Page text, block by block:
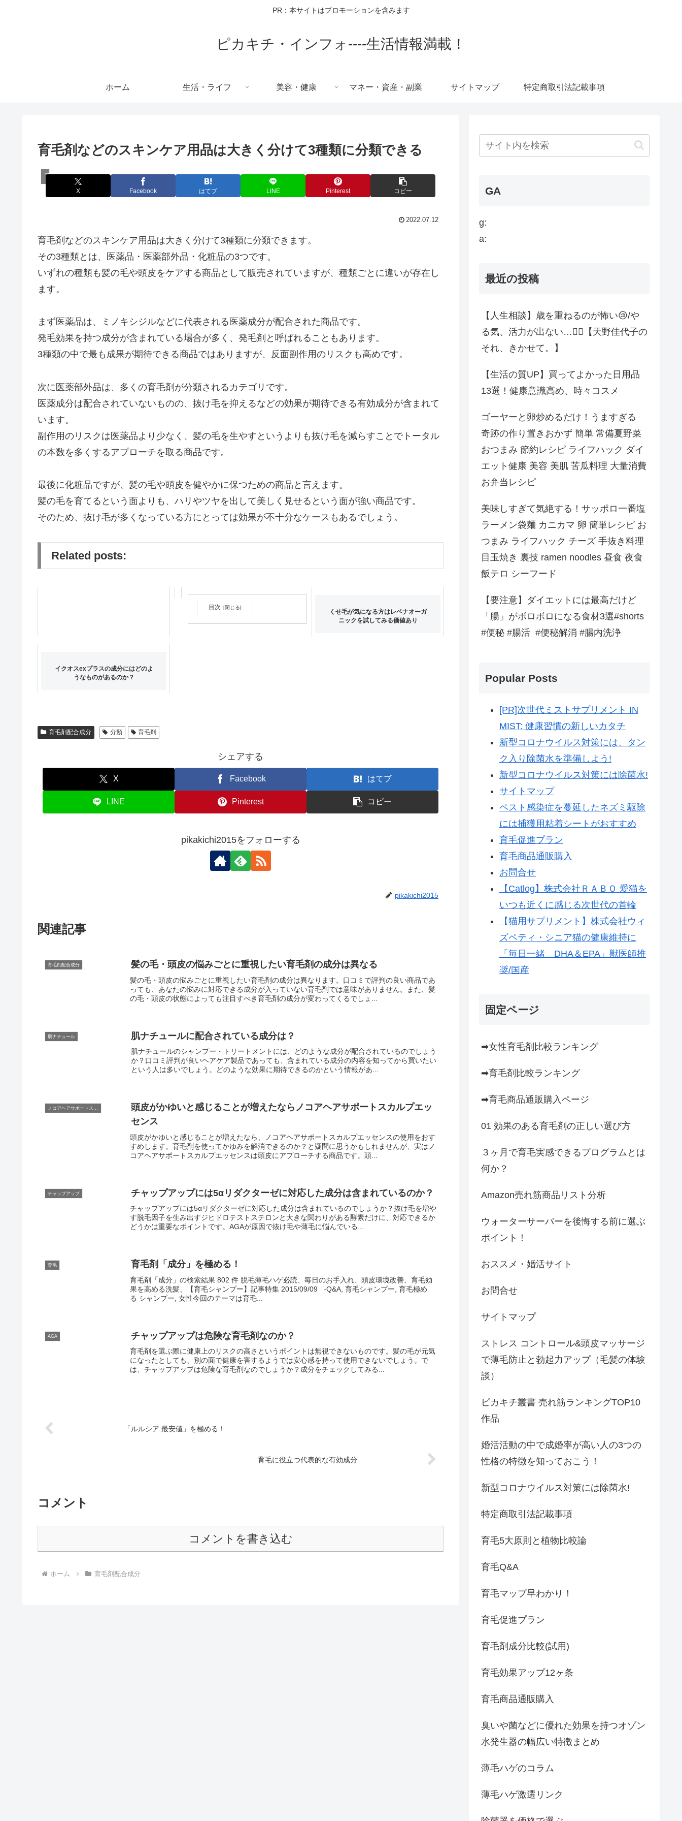
PR：本サイトはプロモーションを含みます
ピカキチ・インフォ----生活情報満載！
ホーム 生活・ライフ 美容・健康 マネー・資産・副業 サイトマップ 特定商取引法記載事項
育毛剤などのスキンケア用品は大きく分けて3種類に分類できる
育毛剤配合成分
X Facebook はてブ LINE Pinterest コピー
2022.07.12
育毛剤などのスキンケア用品は大きく分けて3種類に分類できます。
その3種類とは、医薬品・医薬部外品・化粧品の3つです。
いずれの種類も髪の毛や頭皮をケアする商品として販売されていますが、種類ごとに違いが存在し
ます。
まず医薬品は、ミノキシジルなどに代表される医薬成分が配合された商品です。
発毛効果を持つ成分が含まれている場合が多く、発毛剤と呼ばれることもあります。
3種類の中で最も成果が期待できる商品ではありますが、反面副作用のリスクも高めです。
次に医薬部外品は、多くの育毛剤が分類されるカテゴリです。
医薬成分は配合されていないものの、抜け毛を抑えるなどの効果が期待できる有効成分が含まれて
います。
副作用のリスクは医薬品より少なく、髪の毛を生やすというよりも抜け毛を減らすことでトータル
の本数を多くするアプローチを取る商品です。
最後に化粧品ですが、髪の毛や頭皮を健やかに保つための商品と言えます。
髪の毛を育てるという面よりも、ハリやツヤを出して美しく見せるという面が強い商品です。
そのため、抜け毛が多くなっている方にとっては効果が不十分なケースもあるでしょう。
Related posts:
目次
くせ毛が気になる方はレベナオーガ
ニックを試してみる価値あり
イクオスexプラスの成分にはどのよ
うなものがあるのか？
育毛剤配合成分 分類 育毛剤
シェアする
X Facebook はてブ
LINE Pinterest コピー
pikakichi2015をフォローする
pikakichi2015
関連記事
育毛剤配合成分 髪の毛・頭皮の悩みごとに重視したい育毛剤の成分は異なる
髪の毛・頭皮の悩みごとに重視したい育毛剤の成分は異なります。口コミで評判の良い商品であ
っても、あなたの悩みに対応できる成分が入っていない育毛剤では意味がありません。また、髪
の毛・頭皮の状態によっても注目すべき育毛剤の成分が変わってくるでしょ...
肌ナチュール 肌ナチュールに配合されている成分は？
肌ナチュールのシャンプー・トリートメントには、どのような成分が配合されているのでしょう
か？口コミ評判が良いヘアケア製品であっても、含まれている成分の内容を知ってから買いたい
という人は多いでしょう。どのような効果に期待できるのかという情報があ...
頭皮がかゆいと感じることが増えたならノコアヘアサポートスカルプエッ
センス
頭皮がかゆいと感じることが増えたなら、ノコアヘアサポートスカルプエッセンスの使用をおす
すめします。育毛剤を使ってかゆみを解消できるのか？と疑問に思うかもしれませんが、実はノ
コアヘアサポートスカルプエッセンスは頭皮にアプローチする商品です。頭...
チャップアップ チャップアップには5αリダクターゼに対応した成分は含まれているのか？
チャップアップには5αリダクターゼに対応した成分は含まれているのでしょうか？抜け毛を増や
す脱毛因子を生み出すジヒドロテストステロンと大きな関わりがある酵素だけに、対応できるか
どうかは重要なポイントです。AGAが原因で抜け毛や薄毛に悩んでいる...
育毛 育毛剤「成分」を極める！
育毛剤「成分」の検索結果 802 件 脱毛薄毛ハゲ必読、毎日のお手入れ、頭皮環境改善、育毛効
果を高める洗髪、【育毛シャンプー】記事特集 2015/09/09 -Q&A, 育毛シャンプー, 育毛極め
る シャンプー, 女性今回のテーマは育毛...
AGA チャップアップは危険な育毛剤なのか？
育毛剤を選ぶ際に健康上のリスクの高さというポイントは無視できないものです。髪の毛が元気
になったとしても、別の面で健康を害するようでは安心感を持って使用できないでしょう。で
は、チャップアップは危険な育毛剤なのでしょうか？成分をチェックしてみる...
「ルルシア 最安値」を極める！
育毛に役立つ代表的な有効成分
コメント
コメントを書き込む
ホーム 育毛剤配合成分
GA
g:
a:
最近の投稿
【人生相談】歳を重ねるのが怖い😢/や
る気、活力が出ない…😮‍💨【天野佳代子の
それ、きかせて。】
【生活の質UP】買ってよかった日用品
13選！健康意識高め、時々コスメ
ゴーヤーと卵炒めるだけ！うますぎる
奇跡の作り置きおかず 簡単 常備夏野菜
おつまみ 節約レシピ ライフハック ダイ
エット健康 美容 美肌 苦瓜料理 大量消費
お弁当レシピ
美味しすぎて気絶する！サッポロ一番塩
ラーメン袋麺 カニカマ 卵 簡単レシピ お
つまみ ライフハック チーズ 手抜き料理
目玉焼き 裏技 ramen noodles 昼食 夜食
飯テロ シーフード
【要注意】ダイエットには最高だけど
「腸」がボロボロになる食材3選#shorts
#便秘 #腸活 #便秘解消 #腸内洗浄
Popular Posts
[PR]次世代ミストサプリメント IN
MIST: 健康習慣の新しいカタチ
新型コロナウイルス対策には、タン
ク入り除菌水を準備しよう!
新型コロナウイルス対策には除菌水!
サイトマップ
ペスト感染症を蔓延したネズミ駆除
には捕獲用粘着シートがおすすめ
育毛促進プラン
育毛商品通販購入
お問合せ
【Catlog】株式会社ＲＡＢＯ 愛猫を
いつも近くに感じる次世代の首輪
【猫用サプリメント】株式会社ウィ
ズペティ・シニア猫の健康維持に
「毎日一緒 DHA＆EPA」獣医師推
奨/国産
固定ページ
➡女性育毛剤比較ランキング
➡育毛剤比較ランキング
➡育毛商品通販購入ページ
01 効果のある育毛剤の正しい選び方
３ヶ月で育毛実感できるプログラムとは
何か？
Amazon売れ筋商品リスト分析
ウォーターサーバーを後悔する前に選ぶ
ポイント！
おススメ・婚活サイト
お問合せ
サイトマップ
ストレス コントロール&頭皮マッサージ
で薄毛防止と勃起力アップ（毛髪の体験
談）
ピカキチ叢書 売れ筋ランキングTOP10
作品
婚活活動の中で成婚率が高い人の3つの
性格の特徴を知っておこう！
新型コロナウイルス対策には除菌水!
特定商取引法記載事項
育毛5大原則と植物比較論
育毛Q&A
育毛マップ早わかり！
育毛促進プラン
育毛剤成分比較(試用)
育毛効果アップ12ヶ条
育毛商品通販購入
臭いや菌などに優れた効果を持つオゾン
水発生器の幅広い特徴まとめ
薄毛ハゲのコラム
薄毛ハゲ激選リンク